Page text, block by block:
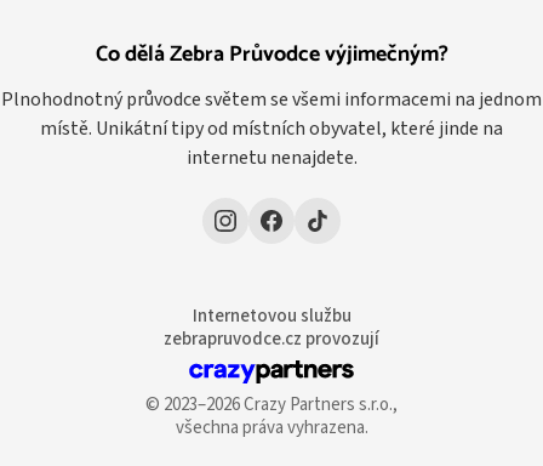
Co dělá Zebra Průvodce výjimečným?
Plnohodnotný průvodce světem se všemi informacemi na jednom
místě. Unikátní tipy od místních obyvatel, které jinde na
internetu nenajdete.
Internetovou službu
zebrapruvodce.cz provozují
© 2023–2026 Crazy Partners s.r.o.,
všechna práva vyhrazena.